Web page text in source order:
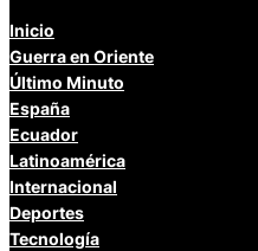
Inicio
Guerra en Oriente
Último Minuto
España
Ecuador
Latinoamérica
Internacional
Deportes
Tecnología